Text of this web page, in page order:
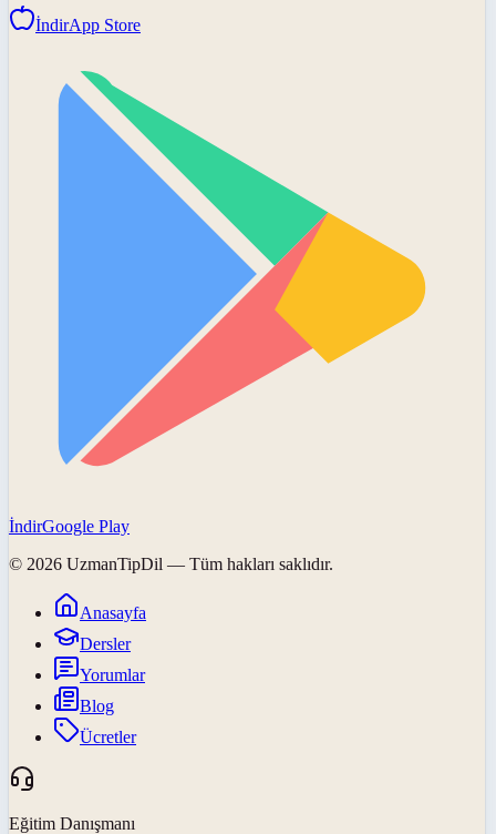
İndirApp Store
İndirGoogle Play
© 2026 UzmanTipDil — Tüm hakları saklıdır.
Anasayfa
Dersler
Yorumlar
Blog
Ücretler
Eğitim Danışmanı